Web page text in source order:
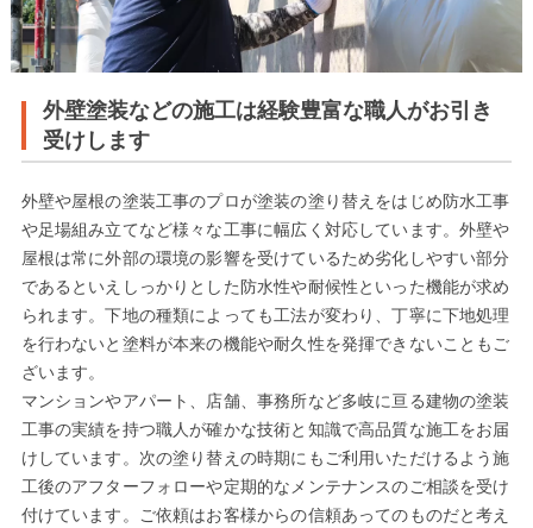
外壁塗装などの施工は経験豊富な職人がお引き
受けします
外壁や屋根の塗装工事のプロが塗装の塗り替えをはじめ防水工事
や足場組み立てなど様々な工事に幅広く対応しています。外壁や
屋根は常に外部の環境の影響を受けているため劣化しやすい部分
であるといえしっかりとした防水性や耐候性といった機能が求め
られます。下地の種類によっても工法が変わり、丁寧に下地処理
を行わないと塗料が本来の機能や耐久性を発揮できないこともご
ざいます。
マンションやアパート、店舗、事務所など多岐に亘る建物の塗装
工事の実績を持つ職人が確かな技術と知識で高品質な施工をお届
けしています。次の塗り替えの時期にもご利用いただけるよう施
工後のアフターフォローや定期的なメンテナンスのご相談を受け
付けています。ご依頼はお客様からの信頼あってのものだと考え